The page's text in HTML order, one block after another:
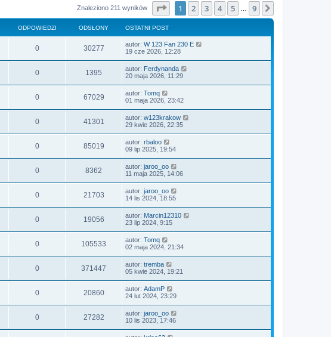
Znaleziono 211 wyników Strona1 z9
1 2 3 4 5 9
ODPOWIEDZI ODSŁONY OSTATNI POST
0 30277 autor: W 123 Fan 230 E
19 cze 2026, 12:28
0 1395 autor: Ferdynanda
20 maja 2026, 11:29
0 67029 autor: Tomq
01 maja 2026, 23:42
0 41301 autor: w123krakow
29 kwie 2026, 22:35
0 85019 autor: rbaloo
09 lip 2025, 19:54
0 8362 autor: jaroo_oo
11 maja 2025, 14:06
0 21703 autor: jaroo_oo
14 lis 2024, 18:55
0 19056 autor: Marcin12310
23 lip 2024, 9:15
0 105533 autor: Tomq
02 maja 2024, 21:34
0 371447 autor: tremba
05 kwie 2024, 19:21
0 20860 autor: AdamP
24 lut 2024, 23:29
0 27282 autor: jaroo_oo
10 lis 2023, 17:46